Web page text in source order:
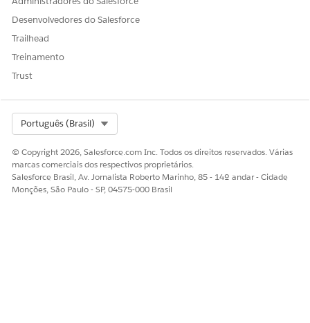
Desenvolvedores do Salesforce
Trailhead
Treinamento
Trust
Português (Brasil)
© Copyright 2026, Salesforce.com Inc. Todos os direitos reservados. Várias
marcas comerciais dos respectivos proprietários.
Salesforce Brasil, Av. Jornalista Roberto Marinho, 85 - 14º andar - Cidade
Monções, São Paulo - SP, 04575-000 Brasil